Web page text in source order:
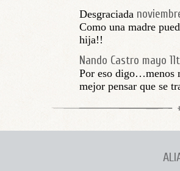
Desgraciada
Como una madre
hija!!
Nando Castro mayo
Por eso digo…menos
mejor pensar que se